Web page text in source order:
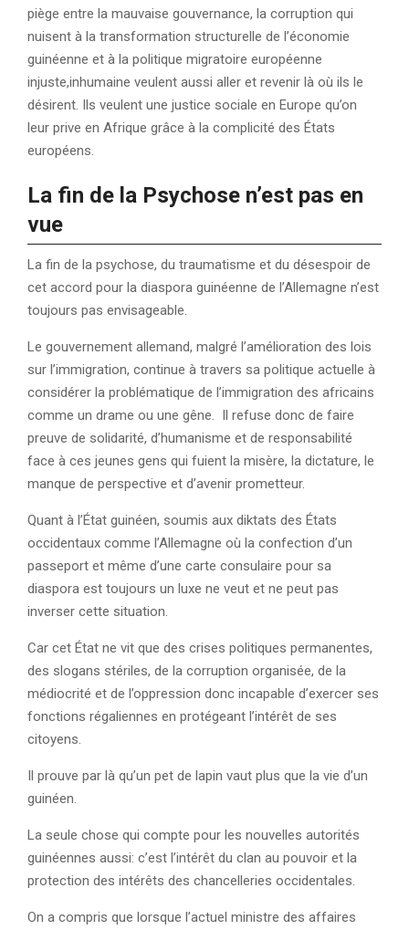
piège entre la mauvaise gouvernance, la corruption qui
nuisent à la transformation structurelle de l’économie
guinéenne et à la politique migratoire européenne
injuste,inhumaine veulent aussi aller et revenir là où ils le
désirent. Ils veulent une justice sociale en Europe qu’on
leur prive en Afrique grâce à la complicité des États
européens.
La fin de la Psychose n’est pas en
vue
La fin de la psychose, du traumatisme et du désespoir de
cet accord pour la diaspora guinéenne de l’Allemagne n’est
toujours pas envisageable.
Le gouvernement allemand, malgré l’amélioration des lois
sur l’immigration, continue à travers sa politique actuelle à
considérer la problématique de l’immigration des africains
comme un drame ou une gêne. Il refuse donc de faire
preuve de solidarité, d’humanisme et de responsabilité
face à ces jeunes gens qui fuient la misère, la dictature, le
manque de perspective et d’avenir prometteur.
Quant à l’État guinéen, soumis aux diktats des États
occidentaux comme l’Allemagne où la confection d’un
passeport et même d’une carte consulaire pour sa
diaspora est toujours un luxe ne veut et ne peut pas
inverser cette situation.
Car cet État ne vit que des crises politiques permanentes,
des slogans stériles, de la corruption organisée, de la
médiocrité et de l’oppression donc incapable d’exercer ses
fonctions régaliennes en protégeant l’intérêt de ses
citoyens.
Il prouve par là qu’un pet de lapin vaut plus que la vie d’un
guinéen.
La seule chose qui compte pour les nouvelles autorités
guinéennes aussi: c’est l’intérêt du clan au pouvoir et la
protection des intérêts des chancelleries occidentales.
On a compris que lorsque l’actuel ministre des affaires